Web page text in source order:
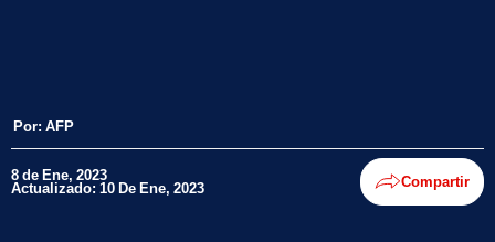
Por: AFP
8 de Ene, 2023
Actualizado: 10 De Ene, 2023 Compartir